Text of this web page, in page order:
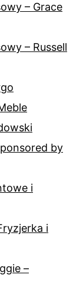
– Grace
– Russell
by
i
i
–